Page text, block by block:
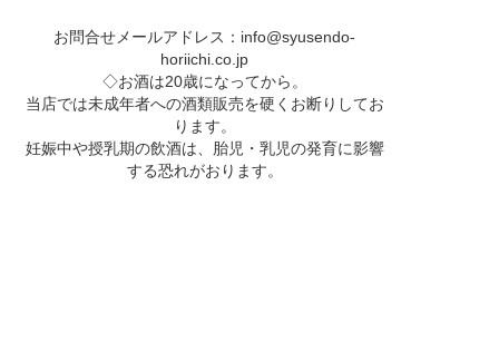
お問合せメールアドレス： info@syusendo-
horiichi.co.jp
◇お酒は20歳になってから。
当店では未成年者への酒類販売を硬くお断りしてお
ります。
妊娠中や授乳期の飲酒は、胎児・乳児の発育に影響
する恐れがおります。